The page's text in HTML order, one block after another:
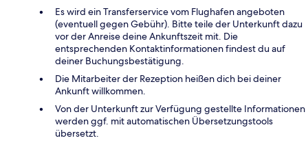
Es wird ein Transferservice vom Flughafen angeboten
(eventuell gegen Gebühr). Bitte teile der Unterkunft dazu
vor der Anreise deine Ankunftszeit mit. Die
entsprechenden Kontaktinformationen findest du auf
deiner Buchungsbestätigung.
Die Mitarbeiter der Rezeption heißen dich bei deiner
Ankunft willkommen.
Von der Unterkunft zur Verfügung gestellte Informationen
werden ggf. mit automatischen Übersetzungstools
übersetzt.